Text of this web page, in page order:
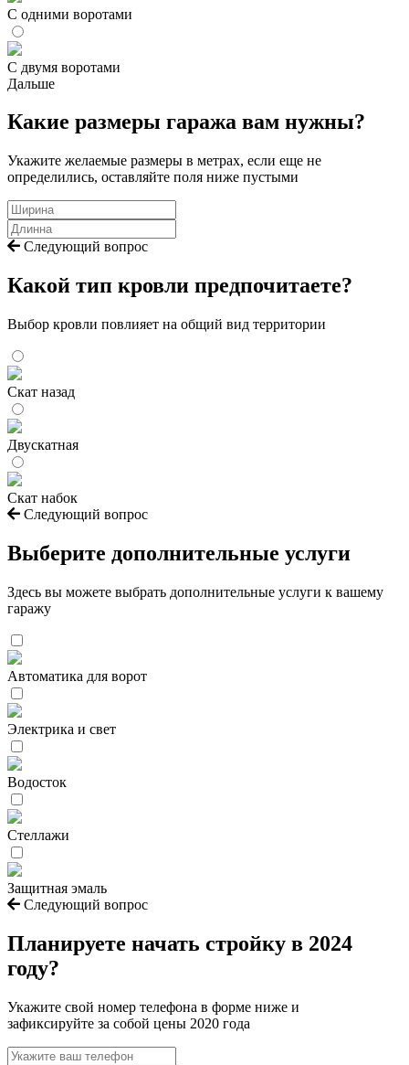
С одними воротами
С двумя воротами
Дальше
Какие размеры гаража вам нужны?
Укажите желаемые размеры в метрах, если еще не
определились, оставляйте поля ниже пустыми
Следующий вопрос
Какой тип кровли предпочитаете?
Выбор кровли повлияет на общий вид территории
Скат назад
Двускатная
Скат набок
Следующий вопрос
Выберите дополнительные услуги
Здесь вы можете выбрать дополнительные услуги к вашему
гаражу
Автоматика для ворот
Электрика и свет
Водосток
Стеллажи
Защитная эмаль
Следующий вопрос
Планируете начать стройку в 2024
году?
Укажите свой номер телефона в форме ниже и
зафиксируйте за собой цены 2020 года